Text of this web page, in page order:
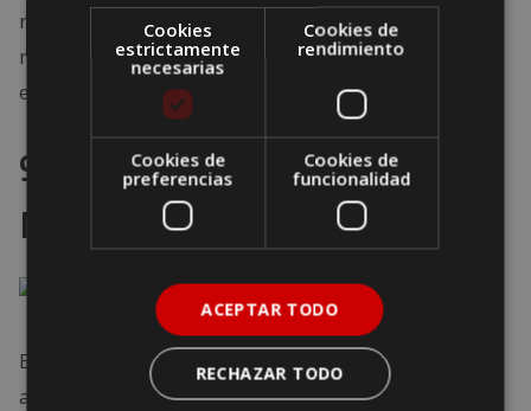
reliquias culturales, lo mejor del arte tibetano y
magníficas pinturas murales, que proporcionan
evidencia material de la historia tibetana.
9. Shwedagon Paya,
Myanmar
Este monumental templo está situado en Yangon,
antigua capital de Birmania. Presidido por la
Cookies
estrictamente
necesarias
Cookies de
rendimiento
Cookies de
preferencias
Cookies de
funcionalidad
ACEPTAR TODO
RECHAZAR TODO